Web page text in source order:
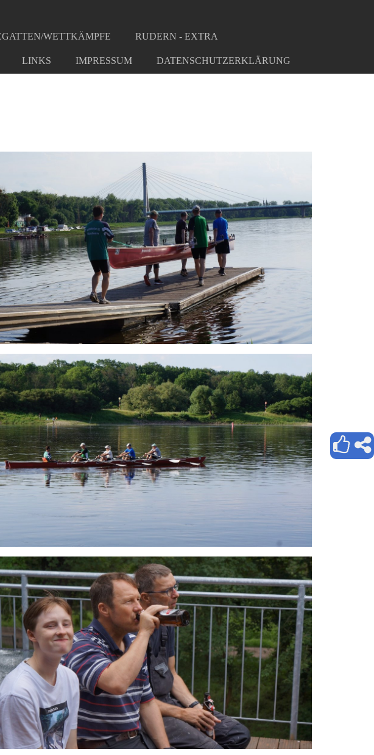
WETTKÄMPFE RUDERN - EXTRA
LINKS IMPRESSUM DATENSCHUTZERKLÄRUNG